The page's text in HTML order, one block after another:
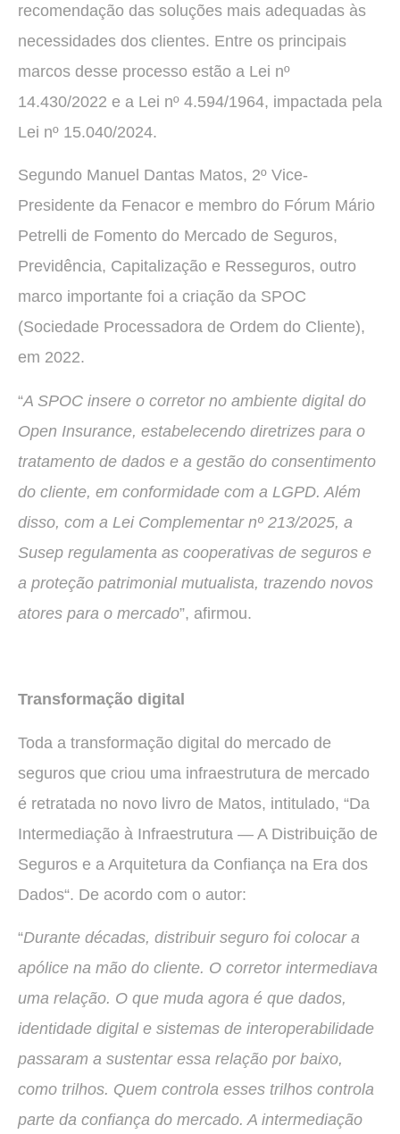
recomendação das soluções mais adequadas às
necessidades dos clientes. Entre os principais
marcos desse processo estão a Lei nº
14.430/2022 e a Lei nº 4.594/1964, impactada pela
Lei nº 15.040/2024.
Segundo Manuel Dantas Matos, 2º Vice-
Presidente da Fenacor e membro do Fórum Mário
Petrelli de Fomento do Mercado de Seguros,
Previdência, Capitalização e Resseguros, outro
marco importante foi a criação da SPOC
(Sociedade Processadora de Ordem do Cliente),
em 2022.
“A SPOC insere o corretor no ambiente digital do
Open Insurance, estabelecendo diretrizes para o
tratamento de dados e a gestão do consentimento
do cliente, em conformidade com a LGPD. Além
disso, com a Lei Complementar nº 213/2025, a
Susep regulamenta as cooperativas de seguros e
a proteção patrimonial mutualista, trazendo novos
atores para o mercado”, afirmou.
Transformação digital
Toda a transformação digital do mercado de
seguros que criou uma infraestrutura de mercado
é retratada no novo livro de Matos, intitulado, “Da
Intermediação à Infraestrutura — A Distribuição de
Seguros e a Arquitetura da Confiança na Era dos
Dados“. De acordo com o autor:
“Durante décadas, distribuir seguro foi colocar a
apólice na mão do cliente. O corretor intermediava
uma relação. O que muda agora é que dados,
identidade digital e sistemas de interoperabilidade
passaram a sustentar essa relação por baixo,
como trilhos. Quem controla esses trilhos controla
parte da confiança do mercado. A intermediação